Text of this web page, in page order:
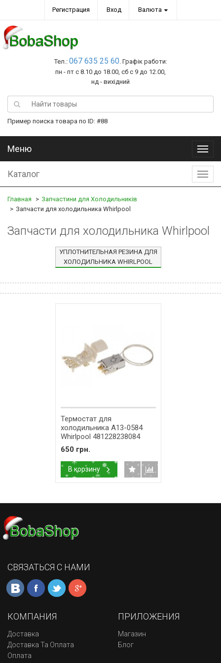
Регистрация Вход Валюта
Тел.: 067 635 25 60. Графік работи:
пн - пт с 8.10 до 18.00, сб с 9 до 12.00,
нд - вихідний
Пример поиска товара по ID: #88
Меню
Меню
Каталог
Главная
Запчастини для Холодильників
Запчасти для холодильника Whirlpool
Запчасти для холодильника Whirlpool
УПЛОТНИТЕЛЬНАЯ РЕЗИНА ДЛЯ
ХОЛОДИЛЬНИКА WHIRLPOOL
Термостат для
холодильника A13-0584
Whirlpool 481228238084
650 грн.
В корзину
СВЯЗАТЬСЯ С НАМИ
КОМПАНИЯ
Доставка
Доставка Та Оплата
Оплата
ПРИЛОЖЕНИЯ
Магазин
Блог